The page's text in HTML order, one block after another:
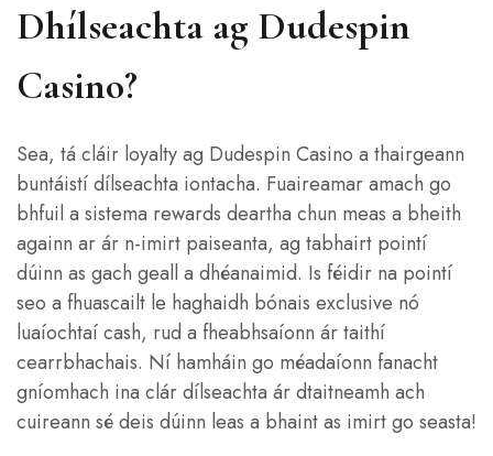
Dhílseachta ag Dudespin
Casino?
Sea, tá cláir loyalty ag Dudespin Casino a thairgeann
buntáistí dílseachta iontacha. Fuaireamar amach go
bhfuil a sistema rewards deartha chun meas a bheith
againn ar ár n-imirt paiseanta, ag tabhairt pointí
dúinn as gach geall a dhéanaimid. Is féidir na pointí
seo a fhuascailt le haghaidh bónais exclusive nó
luaíochtaí cash, rud a fheabhsaíonn ár taithí
cearrbhachais. Ní hamháin go méadaíonn fanacht
gníomhach ina clár dílseachta ár dtaitneamh ach
cuireann sé deis dúinn leas a bhaint as imirt go seasta!